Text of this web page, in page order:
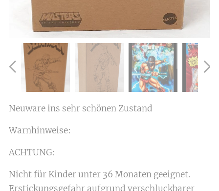
Neuware ins sehr schönen Zustand
Warnhinweise:
ACHTUNG:
Nicht für Kinder unter 36 Monaten geeignet.
Erstickungsgefahr aufgrund verschluckbarer